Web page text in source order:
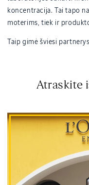
koncentracija. Tai tapo
moterims, tiek ir
Taip gimė šviesi
Atraskite